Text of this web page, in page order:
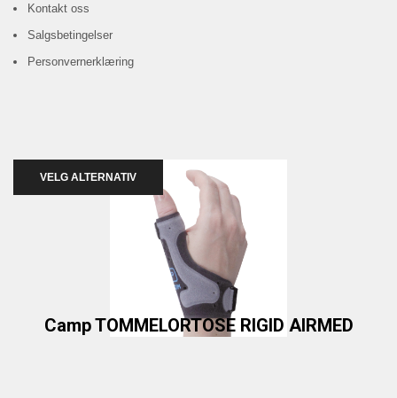
Kontakt oss
Salgsbetingelser
Personvernerklæring
Camp TOMMELORTOSE RIGID AIRMED
VELG ALTERNATIV